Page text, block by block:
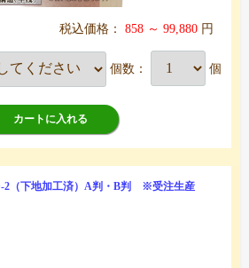
税込価格： 858 ～ 99,880 円
個数： 個
カートに入れる
2（下地加工済）A判・B判 ※受注生産